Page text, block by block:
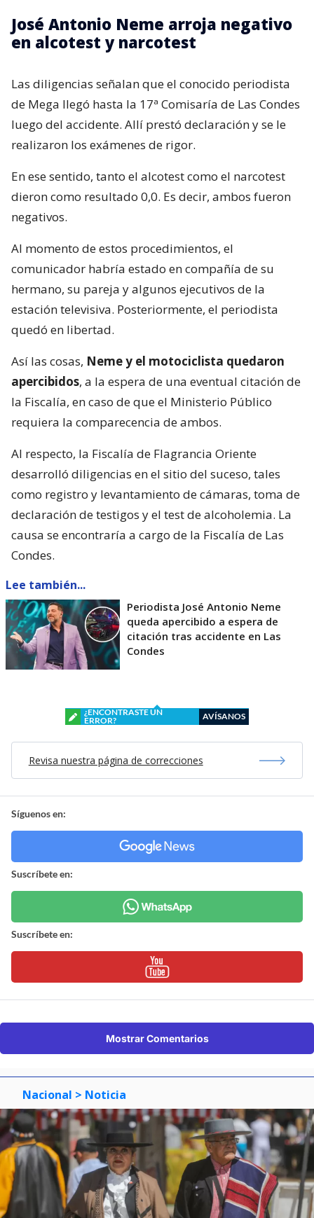
José Antonio Neme arroja negativo
en alcotest y narcotest
Las diligencias señalan que el conocido periodista
de Mega llegó hasta la 17ª Comisaría de Las Condes
luego del accidente. Allí prestó declaración y se le
realizaron los exámenes de rigor.
En ese sentido, tanto el alcotest como el narcotest
dieron como resultado 0,0. Es decir, ambos fueron
negativos.
Al momento de estos procedimientos, el
comunicador habría estado en compañía de su
hermano, su pareja y algunos ejecutivos de la
estación televisiva. Posteriormente, el periodista
quedó en libertad.
Así las cosas, Neme y el motociclista quedaron
apercibidos, a la espera de una eventual citación de
la Fiscalía, en caso de que el Ministerio Público
requiera la comparecencia de ambos.
Al respecto, la Fiscalía de Flagrancia Oriente
desarrolló diligencias en el sitio del suceso, tales
como registro y levantamiento de cámaras, toma de
declaración de testigos y el test de alcoholemia. La
causa se encontraría a cargo de la Fiscalía de Las
Condes.
Lee también...
Periodista José Antonio Neme
queda apercibido a espera de
citación tras accidente en Las
Condes
¿ENCONTRASTE UN
ERROR?
AVÍSANOS
Revisa nuestra página de correcciones
Síguenos en:
Suscríbete en:
Suscríbete en:
Mostrar Comentarios
Nacional > Noticia